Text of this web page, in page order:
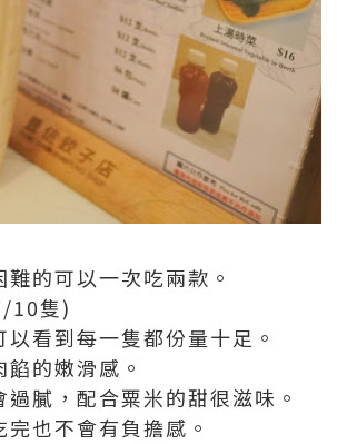
的可以一次吃兩款。
10隻)
看到每一隻都份量十足。
的嫩滑感。
膩，配合粟米的甜很滋味。
也不會有負擔感。